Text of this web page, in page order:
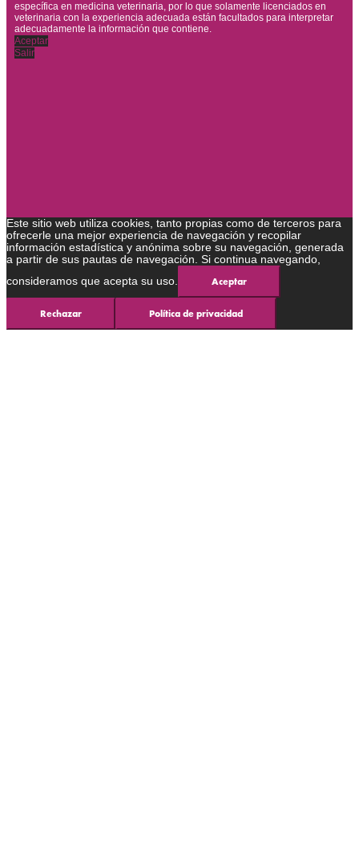
específica en medicina veterinaria, por lo que solamente licenciados en
veterinaria con la experiencia adecuada están facultados para interpretar
adecuadamente la información que contiene.
Aceptar
Salir
Este sitio web utiliza cookies, tanto propias como de terceros para
ofrecerle una mejor experiencia de navegación y recopilar
información estadística y anónima sobre su navegación, generada
a partir de sus pautas de navegación. Si continua navegando,
consideramos que acepta su uso.
Aceptar
Rechazar Política de privacidad